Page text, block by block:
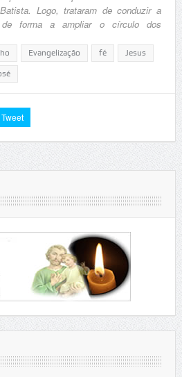
Logo, trataram de conduzir a
de forma a ampliar o círculo dos
Evangelização fé Jesus
Tweet